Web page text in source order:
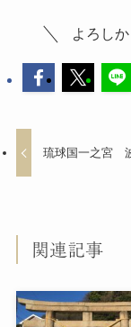
よろし
琉球国一之宮
関連記事